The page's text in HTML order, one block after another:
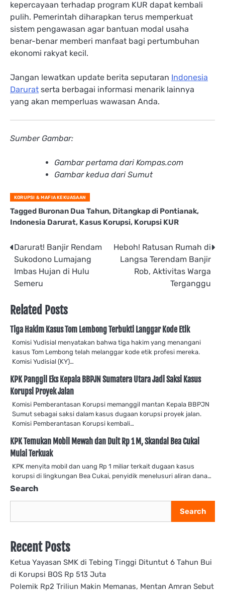
kepercayaan terhadap program KUR dapat kembali
pulih. Pemerintah diharapkan terus memperkuat
sistem pengawasan agar bantuan modal usaha
benar-benar memberi manfaat bagi pertumbuhan
ekonomi rakyat kecil.
Jangan lewatkan update berita seputaran Indonesia
Darurat serta berbagai informasi menarik lainnya
yang akan memperluas wawasan Anda.
Sumber Gambar:
Gambar pertama dari Kompas.com
Gambar kedua dari Sumut
KORUPSI & MAFIA KEKUASAAN
Tagged Buronan Dua Tahun, Ditangkap di Pontianak,
Indonesia Darurat, Kasus Korupsi, Korupsi KUR
Post
navigation
Darurat! Banjir Rendam
Sukodono Lumajang
Imbas Hujan di Hulu
Semeru
Heboh! Ratusan Rumah di
Langsa Terendam Banjir
Rob, Aktivitas Warga
Terganggu
Related Posts
Tiga Hakim Kasus Tom Lembong Terbukti Langgar Kode Etik
Komisi Yudisial menyatakan bahwa tiga hakim yang menangani
kasus Tom Lembong telah melanggar kode etik profesi mereka.
Komisi Yudisial (KY)…
KPK Panggil Eks Kepala BBPJN Sumatera Utara Jadi Saksi Kasus
Korupsi Proyek Jalan
Komisi Pemberantasan Korupsi memanggil mantan Kepala BBPJN
Sumut sebagai saksi dalam kasus dugaan korupsi proyek jalan.
Komisi Pemberantasan Korupsi kembali…
KPK Temukan Mobil Mewah dan Duit Rp 1 M, Skandal Bea Cukai
Mulai Terkuak
KPK menyita mobil dan uang Rp 1 miliar terkait dugaan kasus
korupsi di lingkungan Bea Cukai, penyidik menelusuri aliran dana…
Search
Search
Recent Posts
Ketua Yayasan SMK di Tebing Tinggi Dituntut 6 Tahun Bui
di Korupsi BOS Rp 513 Juta
Polemik Rp2 Triliun Makin Memanas, Mentan Amran Sebut